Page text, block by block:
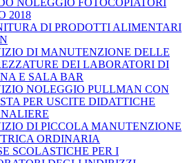
NOLEGGIO FOTOCOPIATORI
2018
DI PRODOTTI ALIMENTARI
DI MANUTENZIONE DELLE
DEI LABORATORI DI
E SALA BAR
NOLEGGIO PULLMAN CON
PER USCITE DIDATTICHE
DI PICCOLA MANUTENZIONE
ORDINARIA
SCOLASTICHE PER I